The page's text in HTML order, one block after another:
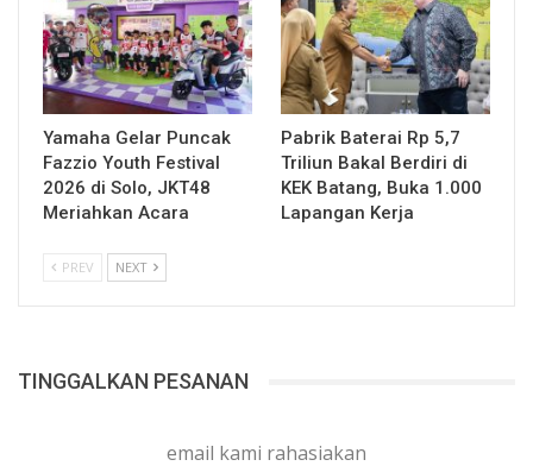
Yamaha Gelar Puncak
Fazzio Youth Festival
2026 di Solo, JKT48
Meriahkan Acara
Pabrik Baterai Rp 5,7
Triliun Bakal Berdiri di
KEK Batang, Buka 1.000
Lapangan Kerja
PREV NEXT
TINGGALKAN PESANAN
email kami rahasiakan